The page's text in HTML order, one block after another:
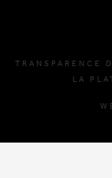
TRANSPARENCE
LA